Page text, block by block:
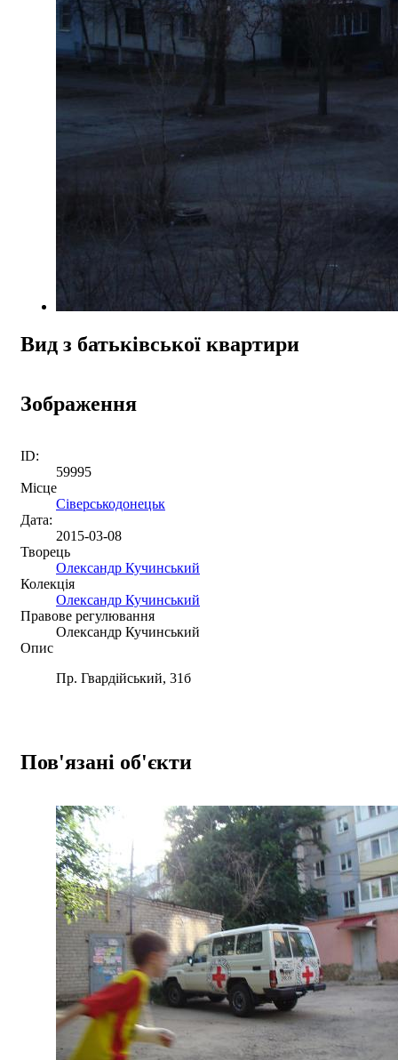
Вид з батьківської квартири
Зображення
ID:
59995
Місце
Сіверськодонецьк
Дата:
2015-03-08
Творець
Олександр Кучинський
Колекція
Олександр Кучинський
Правове регулювання
Олександр Кучинський
Опис
Пр. Гвардійський, 31б
Пов'язані об'єкти